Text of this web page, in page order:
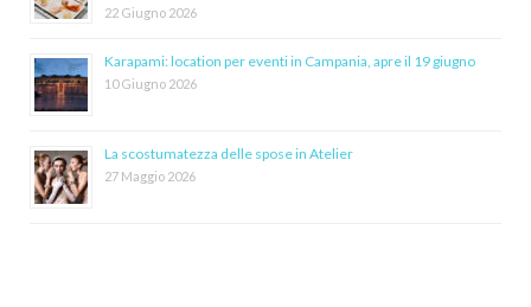
22 Giugno 2026
Karapami: location per eventi in Campania, apre il 19 giugno
10 Giugno 2026
La scostumatezza delle spose in Atelier
27 Maggio 2026